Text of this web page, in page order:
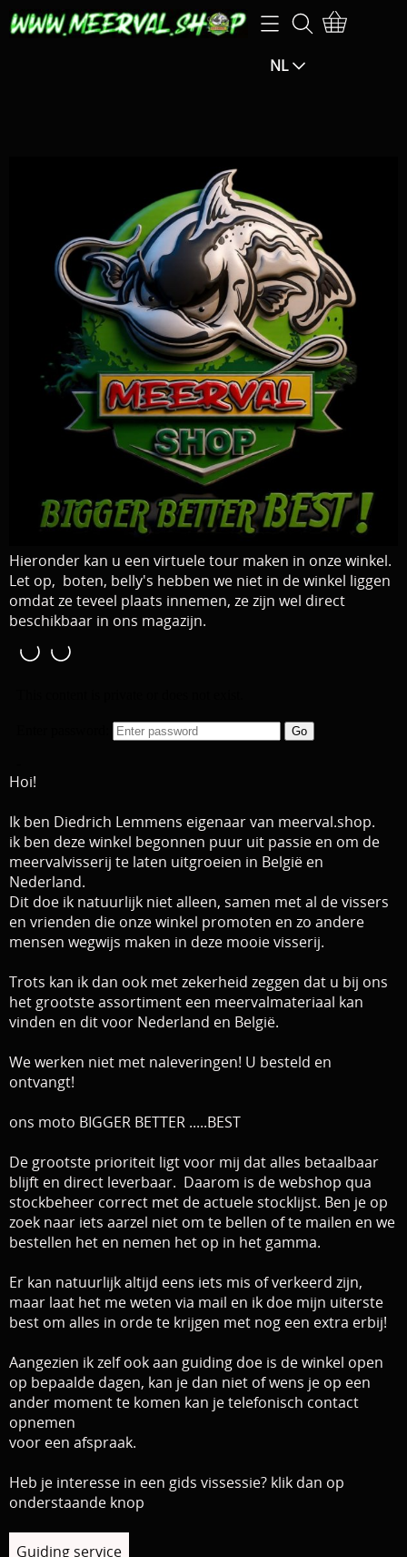
Home
SPECIALE AANBIEDINGEN -15% EXTRA KORTING op de
aangegeven prijs (de korting wordt berekend in het
winkelmandje)
Hengels / Molens / Reels
Klein materiaal / Haken
Aas / Kunstaas
Boten en Belly / alle Benodigdheden
Tenten / Aasvisbewaring / Stoelen / Onthaakmatten /
Tassen
Decoratie
Kleding
PROMO materiaal
2e hands 2e kans
Exclusive guiding
Contact pagina
Gastenboek
Download area
TIPS, Montages and film
Meerval.shop Pro staff
You Tube kanaal
NL
Hieronder kan u een virtuele tour maken in onze winkel.
Let op, boten, belly's hebben we niet in de winkel liggen
omdat ze teveel plaats innemen, ze zijn wel direct
beschikbaar in ons magazijn.
Hoi!
Ik ben Diedrich Lemmens eigenaar van meerval.shop.
ik ben deze winkel begonnen puur uit passie en om de
meervalvisserij te laten uitgroeien in België en
Nederland.
Dit doe ik natuurlijk niet alleen, samen met al de vissers
en vrienden die onze winkel promoten en zo andere
mensen wegwijs maken in deze mooie visserij.
Trots kan ik dan ook met zekerheid zeggen dat u bij ons
het grootste assortiment een meervalmateriaal kan
vinden en dit voor Nederland en België.
We werken niet met naleveringen! U besteld en
ontvangt!
ons moto BIGGER BETTER .....BEST
De grootste prioriteit ligt voor mij dat alles betaalbaar
blijft en direct leverbaar. Daarom is de webshop qua
stockbeheer correct met de actuele stocklijst. Ben je op
zoek naar iets aarzel niet om te bellen of te mailen en we
bestellen het en nemen het op in het gamma.
Er kan natuurlijk altijd eens iets mis of verkeerd zijn,
maar laat het me weten via mail en ik doe mijn uiterste
best om alles in orde te krijgen met nog een extra erbij!
Aangezien ik zelf ook aan guiding doe is de winkel open
op bepaalde dagen, kan je dan niet of wens je op een
ander moment te komen kan je telefonisch contact
opnemen
voor een afspraak.
Heb je interesse in een gids vissessie? klik dan op
onderstaande knop
Guiding service